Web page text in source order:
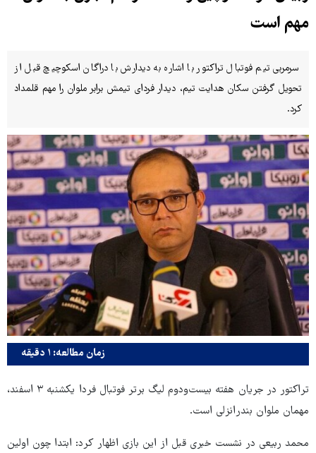
مهم است
سرمربی تیم فوتبال تراکتور با اشاره به دیدارش با دراگان اسکوچیچ قبل از
تحویل گرفتن سکان هدایت تیم، دیدار فردای تیمش برابر ملوان را مهم قلمداد
کرد.
زمان مطالعه: ۱ دقیقه
تراکتور در جریان هفته بیست‌ودوم لیگ برتر فوتبال فردا یکشنبه ۳ اسفند،
مهمان ملوان بندرانزلی است.
محمد ربیعی در نشست خبری قبل از این بازی اظهار کرد: ابتدا چون اولین